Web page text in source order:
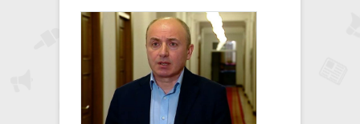
პოლიტიკის მხარდაჭერა
იქნება ურყევი აშშ-სთანაც და
ევროკავშირთანაც -
მაჭარაშვილი